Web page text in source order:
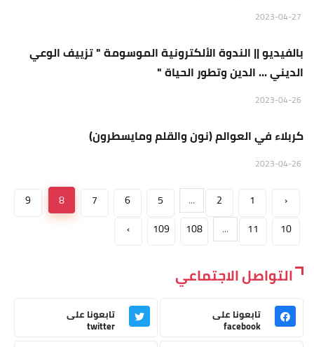
منبر الجمعة
بالفيديو || الندوة الألكترونية الموسومة " تزييف الوعي
الديني ... الدين وتطور الحياة "
منبر الجمعة
كربلاء في العوالم (نون والقلم ومايسطرون)
‹
1
2
...
5
6
7
8
9
10
11
...
108
109
›
التواصل الاجتماعي
تابعونا على
facebook
تابعونا على
twitter